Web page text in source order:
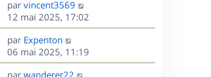
g
e
s
s
a
g
e
r
m
e
s
s
a
n
i
e
r
m
e
D
e
r
n
i
e
par vincent3569
12 mai 2025, 17:02
D
e
r
par Expenton
06 mai 2025, 11:19
D
par wanderer22